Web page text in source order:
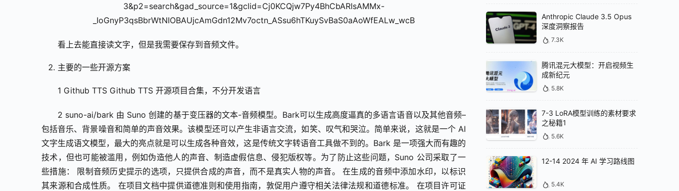
3&p2=search&gad_source=1&gclid=Cj0KCQjw7Py4BhCbARIsAMMx-
_IoGnyP3qsBbrWtNIOBAUjcAmGdn12Mv7octn_ASsu6hTKuySvBaS0aAoWfEALw_wcB
看上去能直接读文字，但是我需要保存到音频文件。
主要的一些开源方案
1 Github TTS Github TTS 开源项目合集，不分开发语言
2 suno-ai/bark 由 Suno 创建的基于变压器的文本-音频模型。Bark可以生成高度逼真的多语言语音以及其他音频–
包括音乐、背景噪音和简单的声音效果。该模型还可以产生非语言交流，如笑、叹气和哭泣。简单来说，这就是一个 AI
文字生成语文模型，最大的亮点就是可以生成各种音效，这是传统文字转语音工具做不到的。Bark 是一项强大而有趣的
技术，但也可能被滥用，例如伪造他人的声音、制造虚假信息、侵犯版权等。为了防止这些问题，Suno 公司采取了一
些措施： 限制音频历史提示的选项，只提供合成的声音，而不是真实人物的声音。 在生成的音频中添加水印，以标识
其来源和合成性质。 在项目文档中提供道德准则和使用指南，敦促用户遵守相关法律法规和道德标准。 在项目许可证
Anthropic Claude 3.5 Opus
深度洞察报告
7.3K
腾讯混元大模型：开启视频生
成新纪元
5.8K
7-3 LoRA模型训练的素材要求
之秘籍1
5.6K
12-14 2024 年 AI 学习路线图
5.4K